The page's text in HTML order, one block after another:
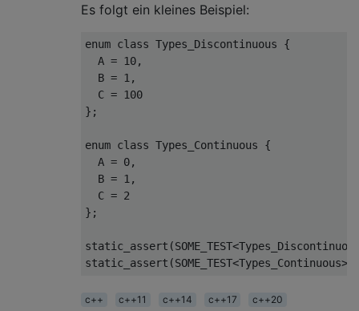
Es folgt ein kleines Beispiel:
enum class Types_Discontinuous
{
  A
= 10,
  B
= 1 ,
  C
= 100
};
enum class Types_Continuous
{
  A
= 0,
  B
= 1 ,
  C
= 2
};
static_assert (SOME_TEST<
static_assert (SOME_TEST<Types_Continuous
c++ c++11 c++14 c++17
c++20